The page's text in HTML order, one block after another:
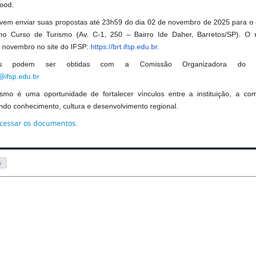
enviar suas propostas até 23h59 do dia 02 de novembro de 2025 para o
Curso de Turismo (Av. C-1, 250 – Bairro Ide Daher, Barretos/SP). O
no site do IFSP: https://brt.ifsp.edu.br.
podem ser obtidas com a Comissão Organizadora
é uma oportunidade de fortalecer vínculos entre a instituição, a
conhecimento, cultura e desenvolvimento regional.
os documentos.